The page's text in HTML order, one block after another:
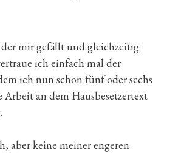
mir gefällt und gleichzeitig
ich einfach mal der
ich nun schon fünf oder sechs
Arbeit an dem Hausbesetzertext
aber keine meiner engeren